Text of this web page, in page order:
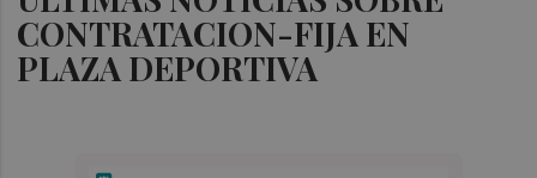
CONTRATACION-FIJA EN
PLAZA DEPORTIVA